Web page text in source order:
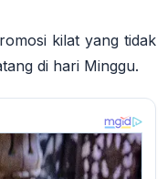
kilat yang tidak
di hari Minggu.